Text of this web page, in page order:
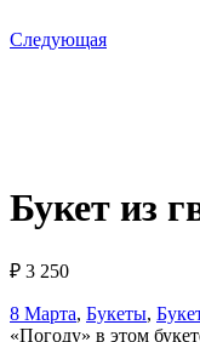
Следующая
Букет из
₽ 3 250
8 Марта, Букеты,
«Погоду» в этом